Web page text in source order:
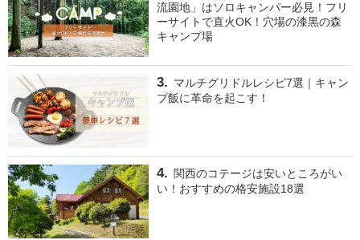
流園地」はソロキャンパー必見！フリ
ーサイトで直火OK！穴場の漆黒の森
キャンプ場
マルチグリドルレシピ7選｜キャン
プ飯に革命を起こす！
関西のコテージは安いところがい
い！おすすめの格安施設18選